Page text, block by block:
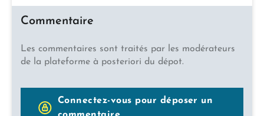
Commentaire
Les commentaires sont traités par les modérateurs
de la plateforme à posteriori du dépot.
Connectez-vous pour déposer un